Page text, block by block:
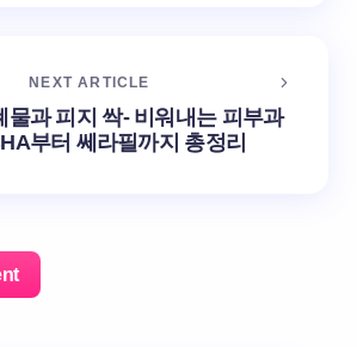
NEXT ARTICLE
물과 피지 싹- 비워내는 피부과
부터 쎄라필까지 총정리